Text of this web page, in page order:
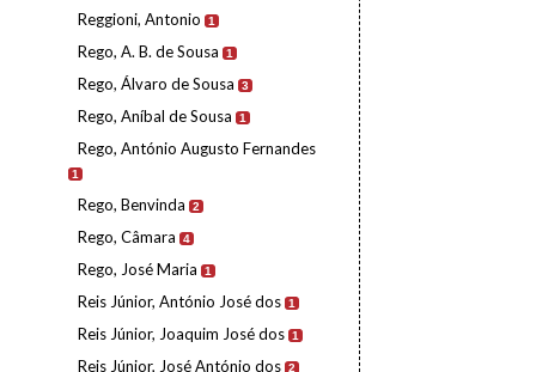
Reggioni, Antonio 1
Rego, A. B. de Sousa 1
Rego, Álvaro de Sousa 3
Rego, Aníbal de Sousa 1
Rego, António Augusto Fernandes
1
Rego, Benvinda 2
Rego, Câmara 4
Rego, José Maria 1
Reis Júnior, António José dos 1
Reis Júnior, Joaquim José dos 1
Reis Júnior, José António dos 2